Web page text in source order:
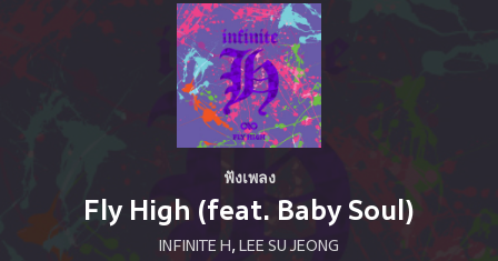
ฟังเพลง
Fly High (feat. Baby Soul)
INFINITE H , LEE SU JEONG